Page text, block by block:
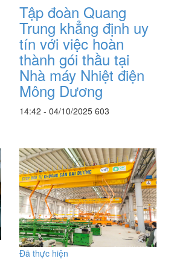
Tập đoàn Quang
Trung khẳng định uy
tín với việc hoàn
thành gói thầu tại
Nhà máy Nhiệt điện
Mông Dương
14:42 - 04/10/2025 603
Đã thực hiện